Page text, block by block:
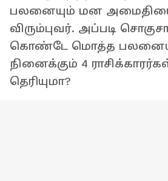
பலனையும் மன
விரும்புவர். அப்படி
கொண்டே மொத்த
நினைக்கும் 4
தெரியுமா?